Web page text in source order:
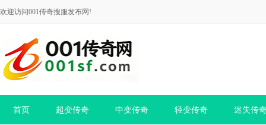
欢迎访问001传奇搜服发布网!
首页 超变传奇 中变传奇 轻变传奇 迷失传